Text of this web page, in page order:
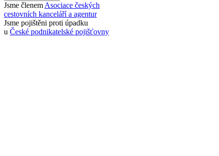
Jsme členem Asociace českých
cestovních kanceláří a agentur
Jsme pojištěni proti úpadku
u České podnikatelské pojišťovny